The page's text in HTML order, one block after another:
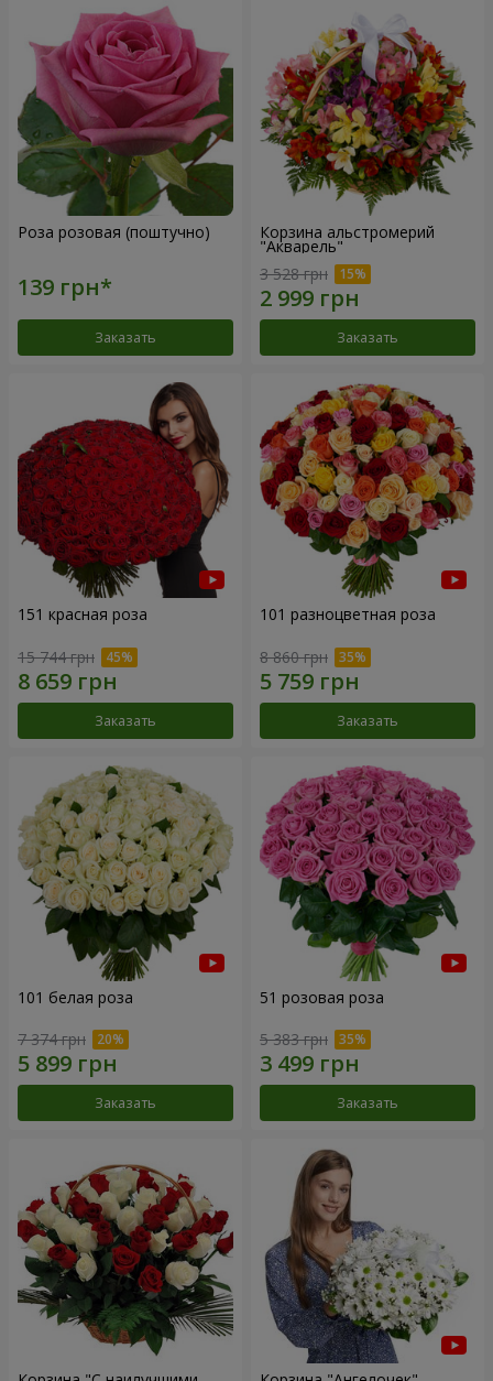
Роза розовая (поштучно)
Заказать
Корзина альстромерий
"Акварель"
3 528 грн
Заказать
151 красная роза
15 744 грн
Заказать
101 разноцветная роза
8 860 грн
Заказать
101 белая роза
7 374 грн
Заказать
51 розовая роза
5 383 грн
Заказать